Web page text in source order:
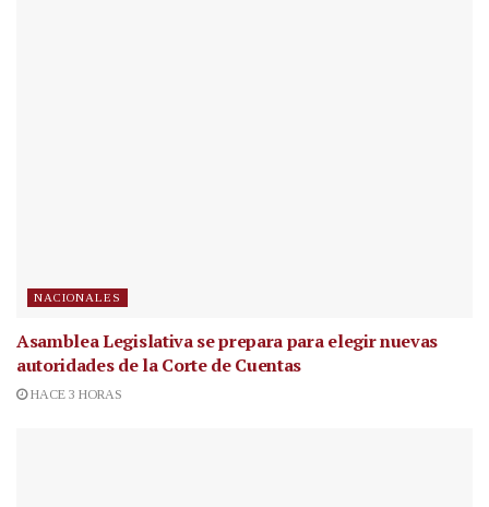
NACIONALES
Asamblea Legislativa se prepara para elegir nuevas
autoridades de la Corte de Cuentas
HACE 3 HORAS